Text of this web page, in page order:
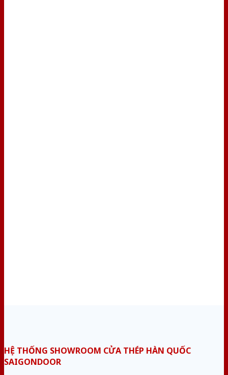
HỆ THỐNG SHOWROOM CỬA THÉP HÀN QUỐC
SAIGONDOOR